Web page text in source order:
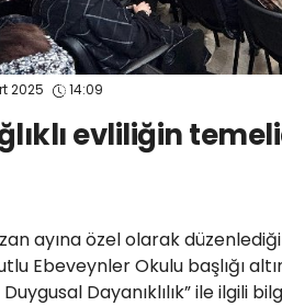
2025 14:09
evliliğin
ayına özel olarak
Ebeveynler Okulu başlığı
Dayanıklılık” ile ilgili